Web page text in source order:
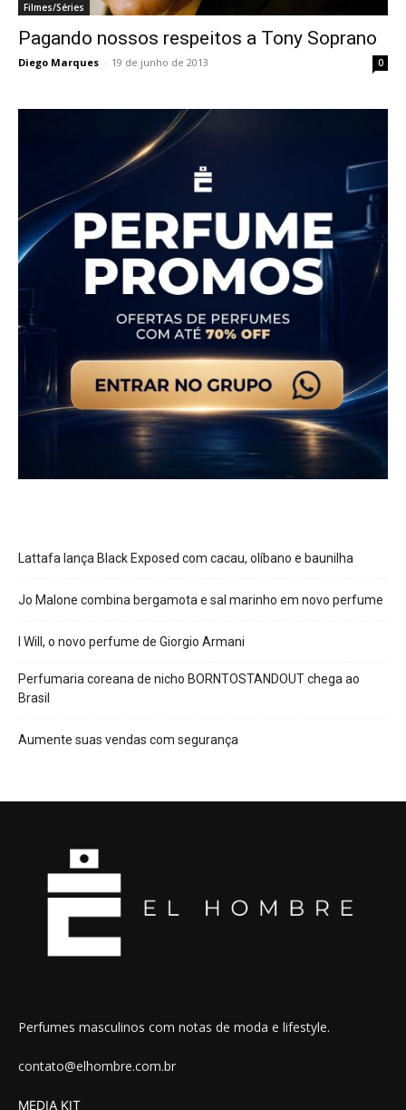
Filmes/Séries
Pagando nossos respeitos a Tony Soprano
Diego Marques - 19 de junho de 2013 0
Lattafa lança Black Exposed com cacau, olíbano e baunilha
Jo Malone combina bergamota e sal marinho em novo perfume
I Will, o novo perfume de Giorgio Armani
Perfumaria coreana de nicho BORNTOSTANDOUT chega ao
Brasil
Aumente suas vendas com segurança
Perfumes masculinos com notas de moda e lifestyle.
contato@elhombre.com.br
MEDIA KIT